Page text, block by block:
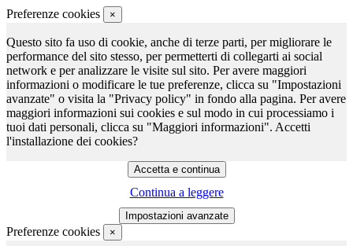
Preferenze cookies ×
Questo sito fa uso di cookie, anche di terze parti, per migliorare le
performance del sito stesso, per permetterti di collegarti ai social
network e per analizzare le visite sul sito. Per avere maggiori
informazioni o modificare le tue preferenze, clicca su "Impostazioni
avanzate" o visita la "Privacy policy" in fondo alla pagina. Per avere
maggiori informazioni sui cookies e sul modo in cui processiamo i
tuoi dati personali, clicca su "Maggiori informazioni". Accetti
l'installazione dei cookies?
Continua a leggere
Preferenze cookies ×